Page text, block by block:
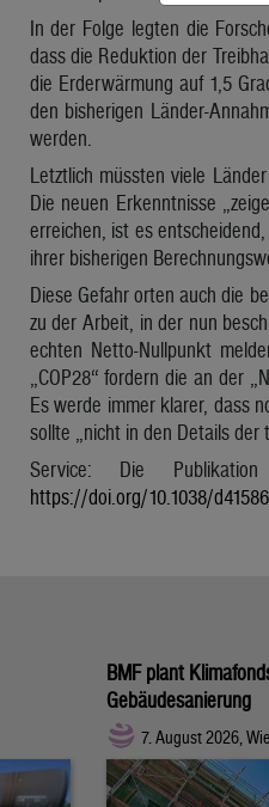
In der Folge legten die
dass die Reduktion der
die Erderwärmung auf 1,5
den bisherigen Länder-
werden.
Letztlich müssten viele
Die neuen Erkenntnisse
erreichen, ist es
ihrer bisherigen
Diese Gefahr orten auch die
zu der Arbeit, in der nun
echten Netto-Nullpunkt
„COP28“ fordern die an der
Es werde immer klarer, dass
sollte „nicht in den Details der
Service: Die
https://doi.org/10.1038/
BMF plant
Gebäudesanierung
7. August 2026,